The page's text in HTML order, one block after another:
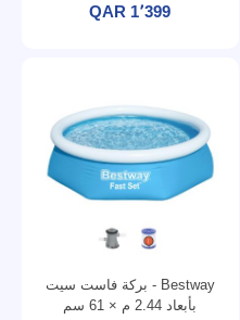
QAR 1٬399
Bestway - بركة فاست سيت
بأبعاد 2.44 م × 61 سم